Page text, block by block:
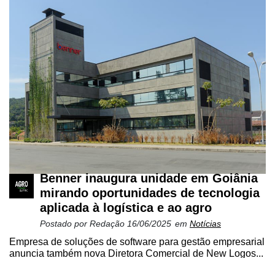
Agricultura
Precisão
Automação
e
Robótica
Conectividade
Análise
Commerce
Informatização
Benner inaugura unidade em Goiânia
mirando oportunidades de tecnologia
aplicada à logística e ao agro
Postado por Redação 16/06/2025 em Notícias
Empresa de soluções de software para gestão empresarial
anuncia também nova Diretora Comercial de New Logos...